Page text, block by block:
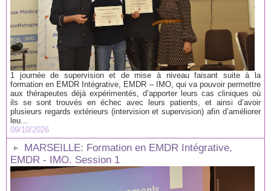
1 journée de supervision et de mise à niveau faisant suite à la
formation en EMDR Intégrative, EMDR – IMO, qui va pouvoir permettre
aux thérapeutes déjà expérimentés, d’apporter leurs cas cliniques où
ils se sont trouvés en échec avec leurs patients, et ainsi d’avoir
plusieurs regards extérieurs (intervision et supervision) afin d’améliorer
leu...
09/10/2026
MARSEILLE: Formation en EMDR Intégrative,
EMDR - IMO. Session 1